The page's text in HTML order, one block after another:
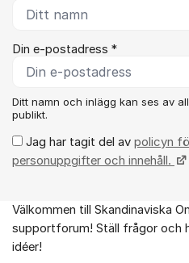
Din e-postadress *
Ditt namn och inlägg kan ses av
publikt.
Jag har tagit del av policyn
personuppgifter och innehåll.
Om forumet
Välkommen till Skandinaviska
supportforum! Ställ frågor och
idéer!